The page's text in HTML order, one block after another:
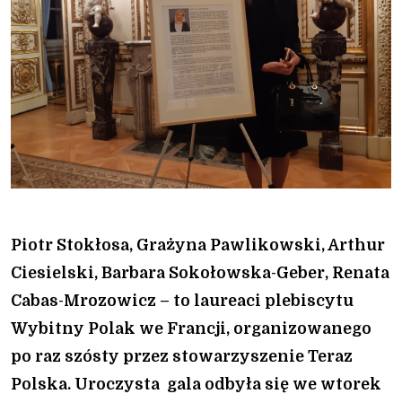
Piotr Stokłosa, Grażyna Pawlikowski, Arthur
Ciesielski, Barbara Sokołowska-Geber, Renata
Cabas-Mrozowicz – to laureaci plebiscytu
Wybitny Polak we Francji, organizowanego
po raz szósty przez stowarzyszenie Teraz
Polska. Uroczysta gala odbyła się we wtorek